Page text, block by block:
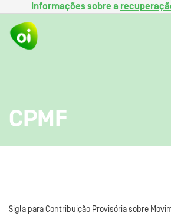
Informações sobre a
CPMF
Sigla para Contribuição Provisória sobre